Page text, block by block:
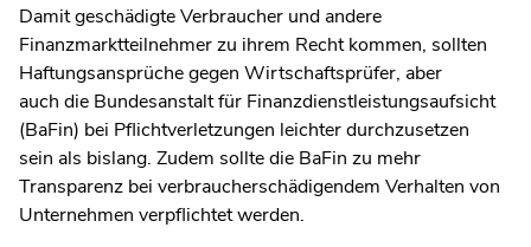
Damit geschädigte Verbraucher und andere
Finanzmarktteilnehmer zu ihrem Recht kommen, sollten
Haftungsansprüche gegen Wirtschaftsprüfer, aber
auch die Bundesanstalt für Finanzdienstleistungsaufsicht
(BaFin) bei Pflichtverletzungen leichter durchzusetzen
sein als bislang. Zudem sollte die BaFin zu mehr
Transparenz bei verbraucherschädigendem Verhalten von
Unternehmen verpflichtet werden.